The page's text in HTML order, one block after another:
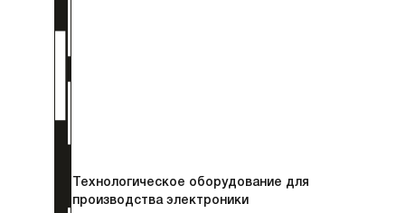
Технологическое оборудование для
производства электроники